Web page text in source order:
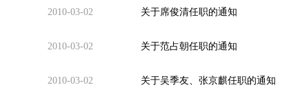
2010-03-02 关于席俊清任职的通知
2010-03-02 关于范占朝任职的通知
2010-03-02 关于吴季友、张京麒任职的通知